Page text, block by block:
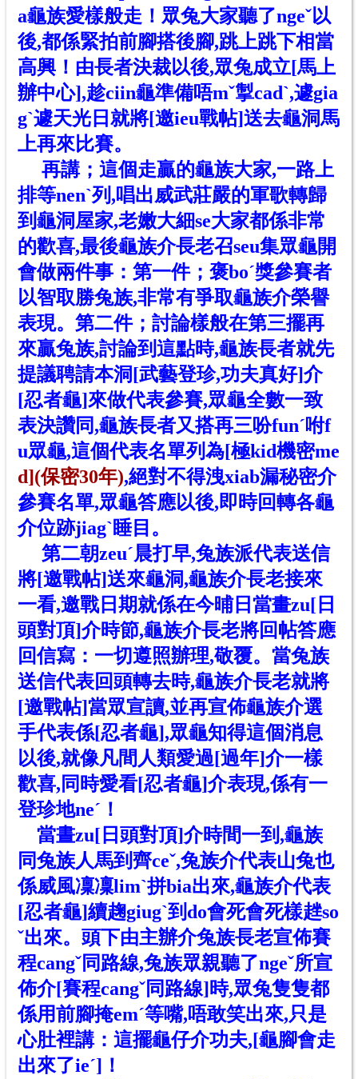
a龜族愛樣般走！眾兔大家聽了ngeˇ以
後,都係緊拍前腳搭後腳,跳上跳下相當
高興！由長者決裁以後,眾兔成立[馬上
辦中心],趁ciin龜準備唔mˇ掣cadˋ,遽gia
gˋ遽天光日就將[邀ieu戰帖]送去龜洞馬
上再來比賽。
再講；這個走贏的龜族大家,一路上
排等nenˋ列,唱出威武莊嚴的軍歌轉歸
到龜洞屋家,老嫩大細se大家都係非常
的歡喜,最後龜族介長老召seu集眾龜開
會做兩件事：第一件；褒boˊ獎參賽者
以智取勝兔族,非常有爭取龜族介榮譽
表現。第二件；討論樣般在第三擺再
來贏兔族,討論到這點時,龜族長者就先
提議聘請本洞[武藝登珍,功夫真好]介
[忍者龜]來做代表參賽,眾龜全數一致
表決讚同,龜族長者又搭再三吩funˊ咐f
u眾龜,這個代表名單列為[極kid機密me
d](保密30年),絕對不得洩xiab漏秘密介
參賽名單,眾龜答應以後,即時回轉各龜
介位跡jiagˋ睡目。
第二朝zeuˊ晨打早,兔族派代表送信
將[邀戰帖]送來龜洞,龜族介長老接來
一看,邀戰日期就係在今晡日當畫zu[日
頭對頂]介時節,龜族介長老將回帖答應
回信寫：一切遵照辦理,敬覆。當兔族
送信代表回頭轉去時,龜族介長老就將
[邀戰帖]當眾宣讀,並再宣佈龜族介選
手代表係[忍者龜],眾龜知得這個消息
以後,就像凡間人類愛過[過年]介一樣
歡喜,同時愛看[忍者龜]介表現,係有一
登珍地neˊ！
當晝zu[日頭對頂]介時間一到,龜族
同兔族人馬到齊ceˇ,兔族介代表山兔也
係威風凜凜limˋ拼bia出來,龜族介代表
[忍者龜]續趜giugˋ到do會死會死樣趖so
ˇ出來。頭下由主辦介兔族長老宣佈賽
程cangˇ同路線,兔族眾親聽了ngeˇ所宣
佈介[賽程cangˇ同路線]時,眾兔隻隻都
係用前腳掩emˊ等嘴,唔敢笑出來,只是
心肚裡講：這擺龜仔介功夫,[龜腳會走
出來了ieˊ]！